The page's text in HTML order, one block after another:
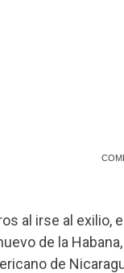
al irse al exilio,
de la
de